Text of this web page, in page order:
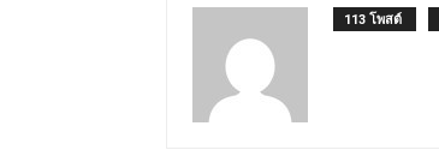
113 โพสต์